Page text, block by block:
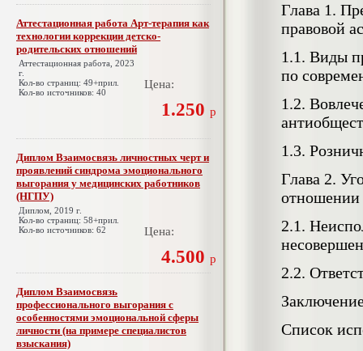
Аттестационная работа Арт-терапия как
технологии коррекции детско-
родительских отношений
Аттестационная работа, 2023
г.
Кол-во страниц: 49+прил.
Кол-во источников: 40
Цена:
1.250 р
Диплом Взаимосвязь личностных черт и
проявлений синдрома эмоционального
выгорания у медицинских работников
(НГПУ)
Диплом, 2019 г.
Кол-во страниц: 58+прил.
Кол-во источников: 62
Цена:
4.500 р
Диплом Взаимосвязь
профессионального выгорания с
особенностями эмоциональной сферы
личности (на примере специалистов
взыскания)
Глава 1.
правовой
1.1. Виды
по
1.2.
1.3.
Глава 2.
отношении
2.1.
2.2.
Список